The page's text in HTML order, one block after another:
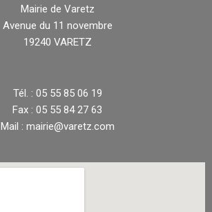
Mairie de Varetz
Avenue du 11 novembre
19240 VARETZ
Tél. : 05 55 85 06 19
Fax : 05 55 84 27 63
Mail : mairie@varetz.com